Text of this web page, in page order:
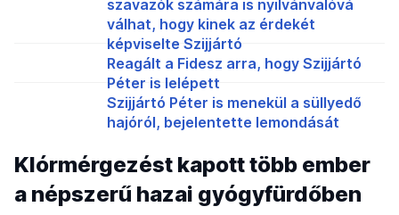
szavazók számára is nyilvánvalóvá
válhat, hogy kinek az érdekét
képviselte Szijjártó
Reagált a Fidesz arra, hogy Szijjártó
Péter is lelépett
Szijjártó Péter is menekül a süllyedő
hajóról, bejelentette lemondását
Klórmérgezést kapott több ember
a népszerű hazai gyógyfürdőben